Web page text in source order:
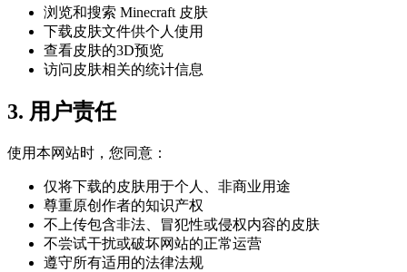
浏览和搜索 Minecraft 皮肤
下载皮肤文件供个人使用
查看皮肤的3D预览
访问皮肤相关的统计信息
3. 用户责任
使用本网站时，您同意：
仅将下载的皮肤用于个人、非商业用途
尊重原创作者的知识产权
不上传包含非法、冒犯性或侵权内容的皮肤
不尝试干扰或破坏网站的正常运营
遵守所有适用的法律法规